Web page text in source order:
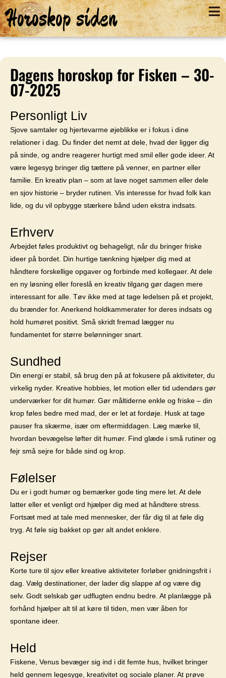
Horoskop siden
Dagens horoskop for Fisken – 30-
07-2025
Personligt Liv
Sjove samtaler og hjertevarme øjeblikke er i fokus i dine
relationer i dag. Du finder det nemt at dele, hvad der ligger dig
på sinde, og andre reagerer hurtigt med smil eller gode ideer. At
være legesyg bringer dig tættere på venner, en partner eller
familie. En kreativ plan – som at lave noget sammen eller dele
en sjov historie – bryder rutinen. Vis interesse for hvad folk kan
lide, og du vil opbygge stærkere bånd uden ekstra indsats.
Erhverv
Arbejdet føles produktivt og behageligt, når du bringer friske
ideer på bordet. Din hurtige tænkning hjælper dig med at
håndtere forskellige opgaver og forbinde med kollegaer. At dele
en ny løsning eller foreslå en kreativ tilgang gør dagen mere
interessant for alle. Tøv ikke med at tage ledelsen på et projekt,
du brænder for. Anerkend holdkammerater for deres indsats og
hold humøret positivt. Små skridt fremad lægger nu
fundamentet for større belønninger snart.
Sundhed
Din energi er stabil, så brug den på at fokusere på aktiviteter, du
virkelig nyder. Kreative hobbies, let motion eller tid udendørs gør
underværker for dit humør. Gør måltiderne enkle og friske – din
krop føles bedre med mad, der er let at fordøje. Husk at tage
pauser fra skærme, især om eftermiddagen. Læg mærke til,
hvordan bevægelse løfter dit humør. Find glæde i små rutiner og
fejr små sejre for både sind og krop.
Følelser
Du er i godt humør og bemærker gode ting mere let. At dele
latter eller et venligt ord hjælper dig med at håndtere stress.
Fortsæt med at tale med mennesker, der får dig til at føle dig
tryg. At føle sig bakket op gør alt andet enklere.
Rejser
Korte ture til sjov eller kreative aktiviteter forløber gnidningsfrit i
dag. Vælg destinationer, der lader dig slappe af og være dig
selv. Godt selskab gør udflugten endnu bedre. At planlægge på
forhånd hjælper alt til at køre til tiden, men vær åben for
spontane ideer.
Held
Fiskene, Venus bevæger sig ind i dit femte hus, hvilket bringer
held gennem legesyge, kreativitet og sociale planer. At prøve